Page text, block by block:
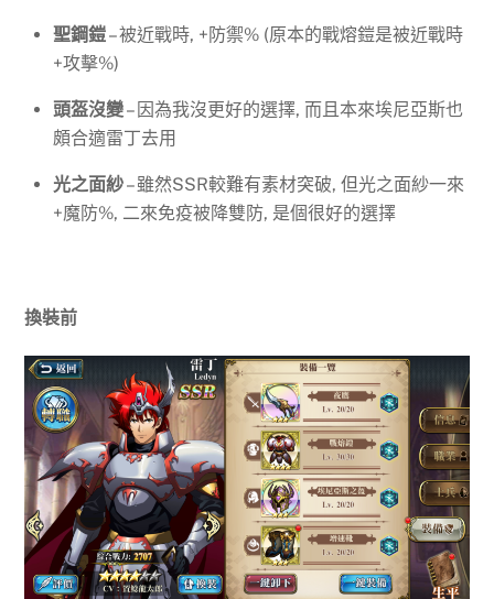
聖鋼鎧– 被近戰時, +防禦% (原本的戰熔鎧是被近戰時
+攻擊%)
頭盔沒變– 因為我沒更好的選擇, 而且本來埃尼亞斯也
頗合適雷丁去用
光之面紗– 雖然SSR較難有素材突破, 但光之面紗一來
+魔防%, 二來免疫被降雙防, 是個很好的選擇
換裝前